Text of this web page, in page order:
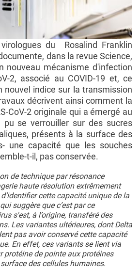
du Rosalind Franklin
dans la revue Science,
nouveau mécanisme d'infection
2, associé au COVID-19 et, ce
nouvel indice sur la transmission
décrivent ainsi comment la
CoV-2 originale qui a émergé au
se verrouiller sur des sucres
présents à la surface des
une capacité que les souches
t-il, pas conservée.
de technique par résonance
haute résolution extrêmement
cette capacité unique de la
suggère que c’est par ce
s'est, à l’origine, transféré des
Les variantes ultérieures, dont Delta
pas avoir conservé cette capacité
En effet, ces variants se lient via
protéine de pointe aux protéines
des cellules humaines.